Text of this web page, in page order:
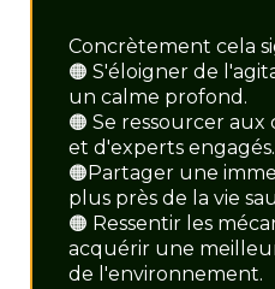
Concrètement cela
🟠 S'éloigner de
un calme profond.
🟠 Se ressourcer aux
et d'experts engagés.
🟠Partager une
plus près de la vie
🟠 Ressentir les
acquérir une
de l'environnement.